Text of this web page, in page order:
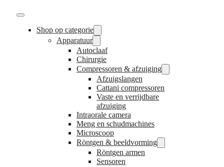
Shop op categorie
Apparatuur
Autoclaaf
Chirurgie
Compressoren & afzuiging
Afzuigslangen
Cattani compressoren
Vaste en verrijdbare
afzuiging
Intraorale camera
Meng en schudmachines
Microscoop
Röntgen & beeldvorming
Röntgen armen
Sensoren